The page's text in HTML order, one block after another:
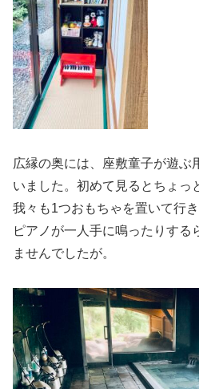
広縁の奥には、座敷童子が遊ぶ
いました。初めて見るとちょっ
我々も1つおもちゃを置いて行
ピアノが一人手に鳴ったりする
ませんでしたが。